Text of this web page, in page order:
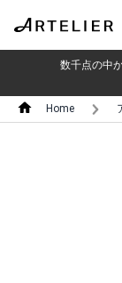
数千点の中
Home